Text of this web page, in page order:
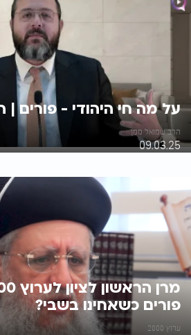
על מה חי היהודי - פורים
הרב שמואל ממן
09.03.25
פורים כשאחינו בשבי?
ערוץ 2000